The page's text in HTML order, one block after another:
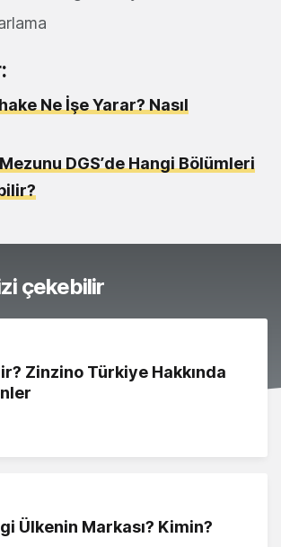
Ne İşe Yarar? Nasıl
DGS’de Hangi Bölümleri
çekebilir
Zinzino Türkiye Hakkında
Ülkenin Markası? Kimin?